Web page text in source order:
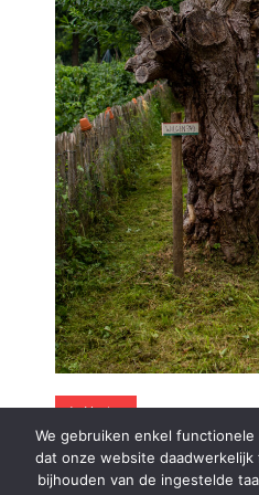
Vorige
We gebruiken enkel
dat onze website
bijhouden van de ingestelde